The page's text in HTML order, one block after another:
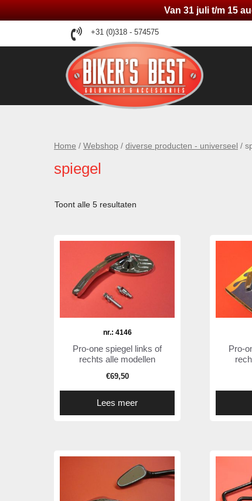
Van 31 juli t/m 15
+31 (0)318 - 574575
Home / Webshop / diverse producten - universeel /
spiegel
Toont alle 5 resultaten
nr.: 4146
Pro-one spiegel links of
rechts alle modellen
€69,50
Lees meer
Pro-